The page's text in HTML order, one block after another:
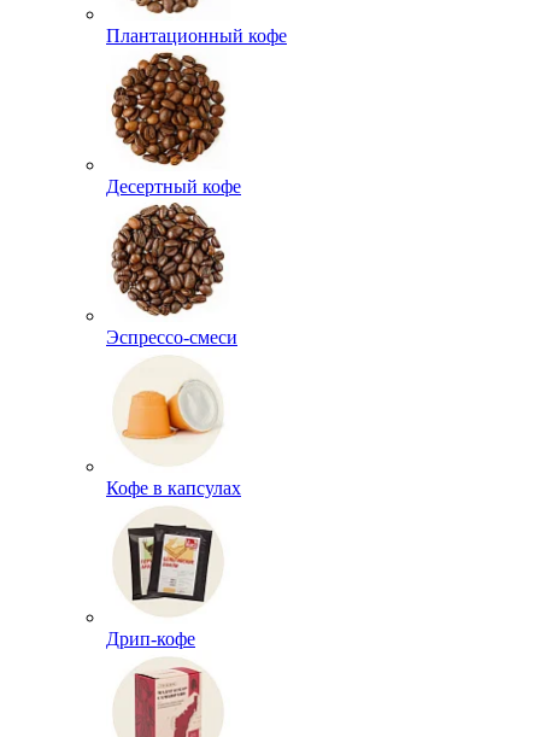
Плантационный кофе
Десертный кофе
Эспрессо-смеси
Кофе в капсулах
Дрип-кофе